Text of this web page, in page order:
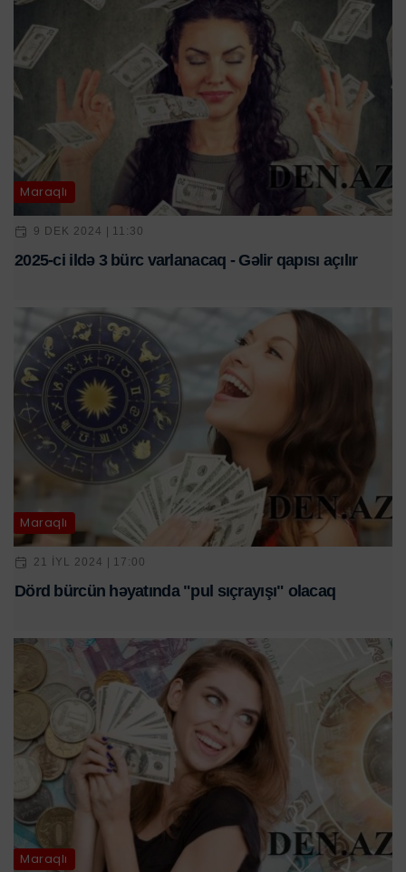
Maraqlı
9 DEK 2024 | 11:30
2025-ci ildə 3 bürc varlanacaq - Gəlir qapısı açılır
Maraqlı
21 IYL 2024 | 17:00
Dörd bürcün həyatında "pul sıçrayışı" olacaq
Maraqlı